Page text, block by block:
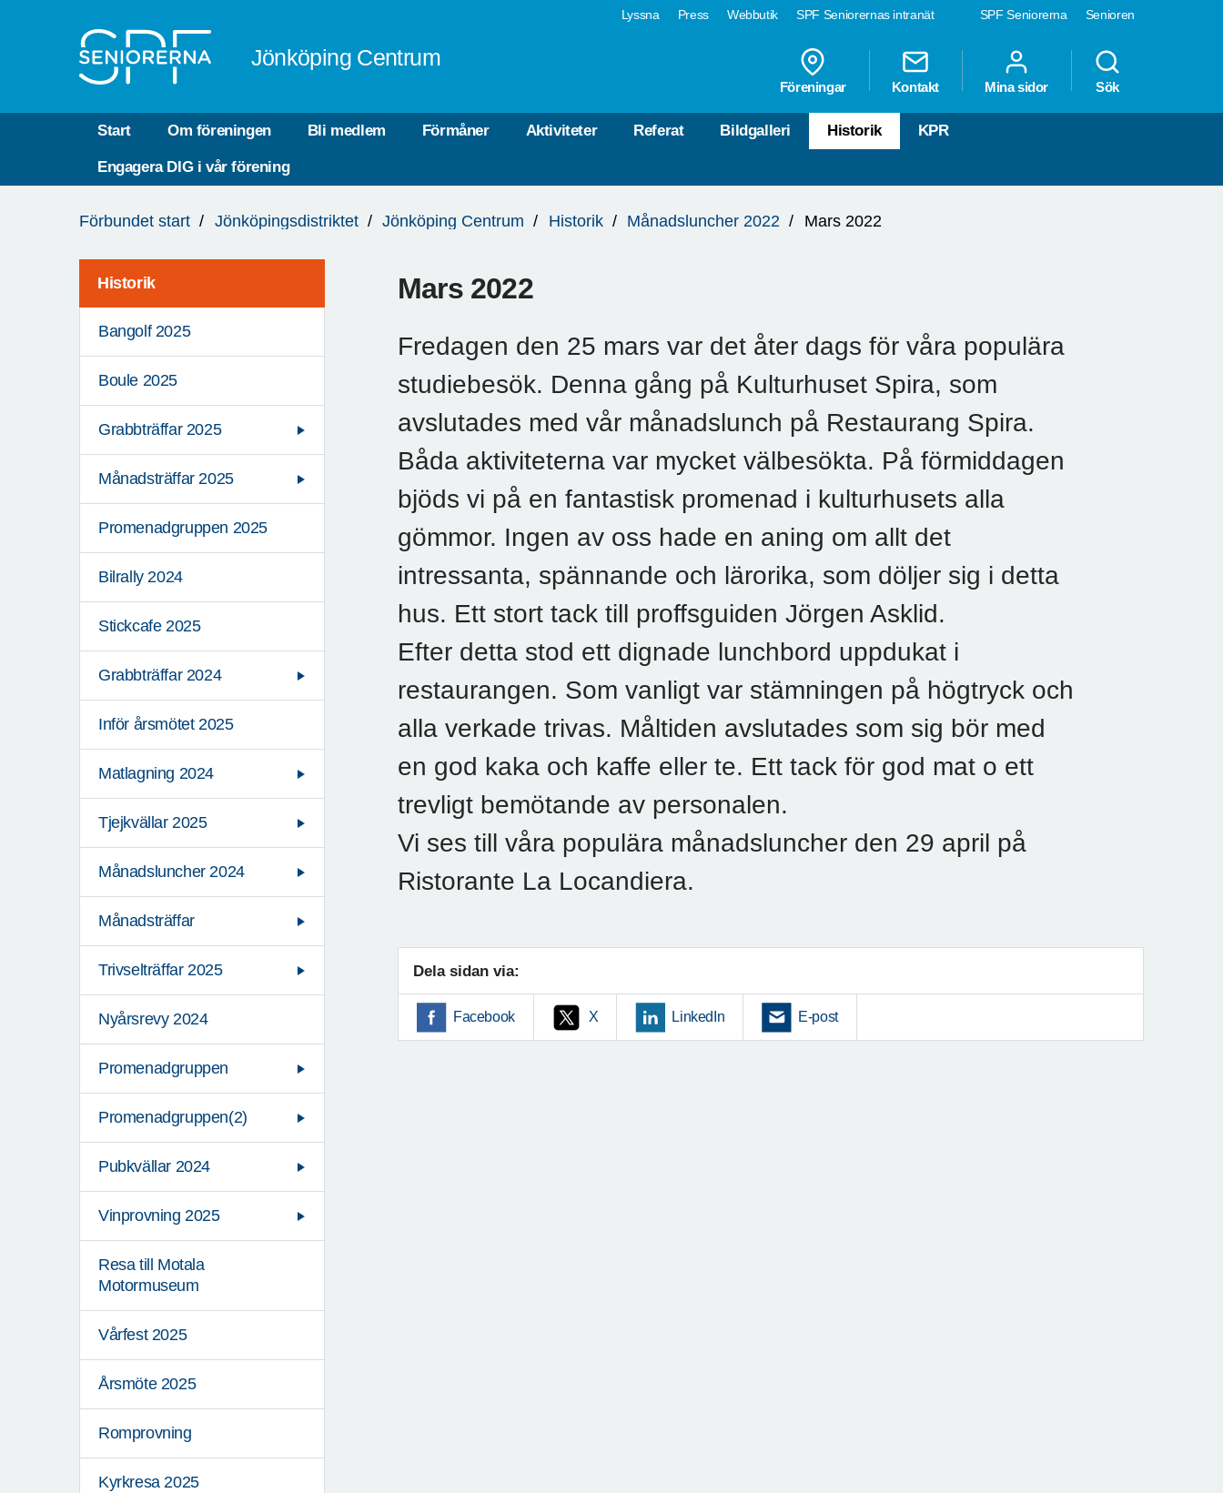
SPF Seniorerna Senioren
Lyssna Press Webbutik SPF Seniorernas intranät
Jönköping Centrum
Föreningar Kontakt Mina sidor Sök
Start Om föreningen Bli medlem Förmåner Aktiviteter Referat Bildgalleri Historik KPR
Engagera DIG i vår förening
är
Förbundet start Jönköpingsdistriktet Jönköping Centrum Historik Månadsluncher 2022 Mars 2022
Historik
Bangolf 2025
Boule 2025
Grabbträffar 2025
Månadsträffar 2025
Promenadgruppen 2025
Bilrally 2024
Stickcafe 2025
Grabbträffar 2024
Inför årsmötet 2025
Matlagning 2024
Tjejkvällar 2025
Månadsluncher 2024
Månadsträffar
Trivselträffar 2025
Nyårsrevy 2024
Promenadgruppen
Promenadgruppen(2)
Pubkvällar 2024
Vinprovning 2025
Resa till Motala
Motormuseum
Vårfest 2025
Årsmöte 2025
Romprovning
Kyrkresa 2025
Mars 2022
Fredagen den 25 mars var det åter dags för våra populära
studiebesök. Denna gång på Kulturhuset Spira, som
avslutades med vår månadslunch på Restaurang Spira.
Båda aktiviteterna var mycket välbesökta. På förmiddagen
bjöds vi på en fantastisk promenad i kulturhusets alla
gömmor. Ingen av oss hade en aning om allt det
intressanta, spännande och lärorika, som döljer sig i detta
hus. Ett stort tack till proffsguiden Jörgen Asklid.
Efter detta stod ett dignade lunchbord uppdukat i
restaurangen. Som vanligt var stämningen på högtryck och
alla verkade trivas. Måltiden avslutades som sig bör med
en god kaka och kaffe eller te. Ett tack för god mat o ett
trevligt bemötande av personalen.
Vi ses till våra populära månadsluncher den 29 april på
Ristorante La Locandiera.
Dela sidan via:
Facebook X LinkedIn E-post